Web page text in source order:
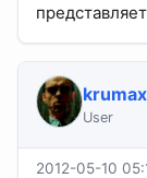
krumax
User
2012-05-10